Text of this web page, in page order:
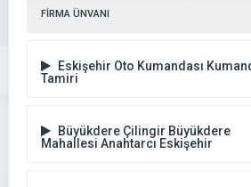
FİRMA ÜNVANI
Eskişehir Oto Kumandası
Tamiri
Büyükdere Çilingir Büyükdere
Mahallesi Anahtarcı Eskişehir